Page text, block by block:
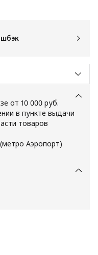
от 10 000 руб.
в пункте выдачи
товаров
Аэропорт)